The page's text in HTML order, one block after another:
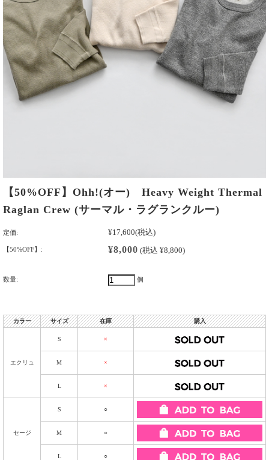
【50%OFF】Ohh!(オー) Heavy Weight Thermal
Raglan Crew (サーマル・ラグランクルー)
定価: ¥17,600(税込)
【50%OFF】: ¥8,000 (税込 ¥8,800)
数量: 個
カラー サイズ 在庫 購入
エクリュ
S ×
M ×
L ×
セージ
S ○
M ○
L ○